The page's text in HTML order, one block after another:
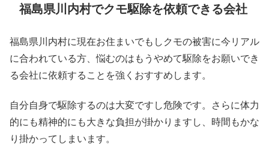
福島県川内村でクモ駆除を依頼できる会社
福島県川内村に現在お住まいでもしクモの被害に今リアル
に合われている方、悩むのはもうやめて駆除をお願いでき
る会社に依頼することを強くおすすめします。
自分自身で駆除するのは大変ですし危険です。さらに体力
的にも精神的にも大きな負担が掛かりますし、時間もかな
り掛かってしまいます。